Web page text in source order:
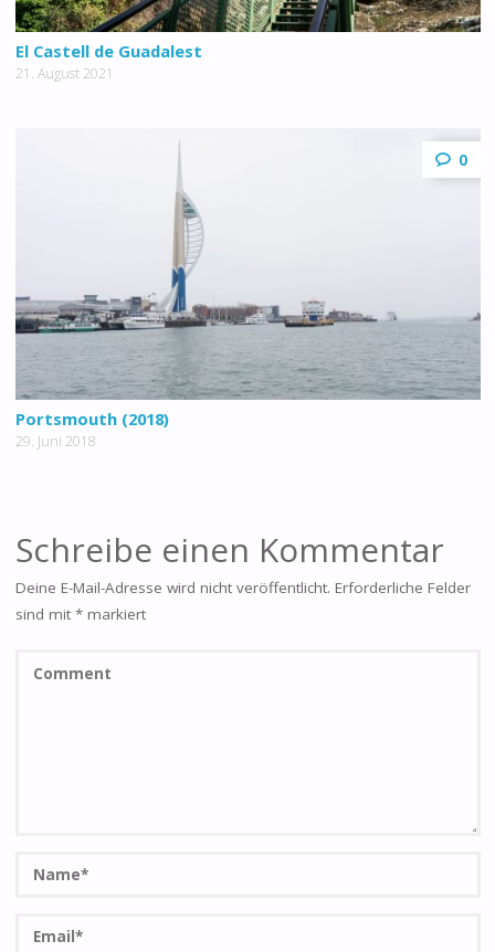
El Castell de Guadalest
21. August 2021
0
Portsmouth (2018)
29. Juni 2018
Schreibe einen Kommentar
Deine E-Mail-Adresse wird nicht veröffentlicht. Erforderliche Felder
sind mit *markiert